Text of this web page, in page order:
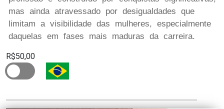
mas ainda atravessado por desigualdades que
limitam a visibilidade das mulheres, especialmente
daquelas em fases mais maduras da carreira.
R$50,00